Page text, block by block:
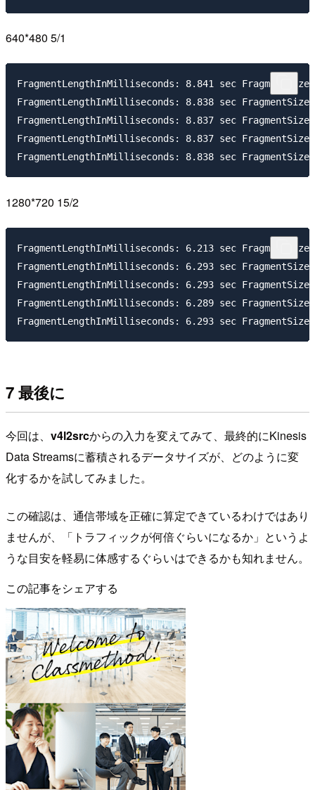
640*480 5/1
FragmentLengthInMilliseconds: 8.841 sec
FragmentLengthInMilliseconds: 8.838 sec
FragmentLengthInMilliseconds: 8.837 sec
FragmentLengthInMilliseconds: 8.837 sec
1280*720 15/2
FragmentLengthInMilliseconds: 6.213 sec
FragmentLengthInMilliseconds: 6.293 sec
FragmentLengthInMilliseconds: 6.293 sec
FragmentLengthInMilliseconds: 6.289 sec
7 最後に
今回は、 v4l2srcからの入力を変えてみて、最終的にKinesis
Data Streamsに蓄積されるデータサイズが、どのように変
化するかを試してみました。
この確認は、通信帯域を正確に算定できているわけではあり
ませんが、「トラフィックが何倍ぐらいになるか」というよ
うな目安を軽易に体感するぐらいはできるかも知れません。
この記事をシェアする